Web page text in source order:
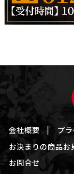
会社概要
プ
お決まりの商品お
お問合せ